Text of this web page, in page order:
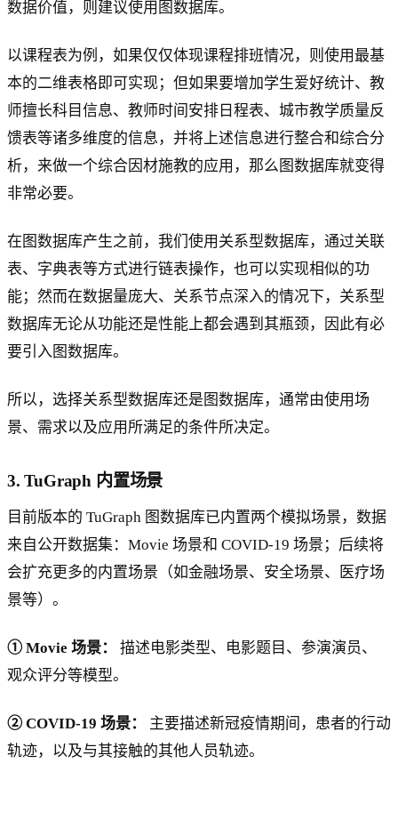
数据价值，则建议使用图数据库。
以课程表为例，如果仅仅体现课程排班情况，则使用最基
本的二维表格即可实现；但如果要增加学生爱好统计、教
师擅长科目信息、教师时间安排日程表、城市教学质量反
馈表等诸多维度的信息，并将上述信息进行整合和综合分
析，来做一个综合因材施教的应用，那么图数据库就变得
非常必要。
在图数据库产生之前，我们使用关系型数据库，通过关联
表、字典表等方式进行链表操作，也可以实现相似的功
能；然而在数据量庞大、关系节点深入的情况下，关系型
数据库无论从功能还是性能上都会遇到其瓶颈，因此有必
要引入图数据库。
所以，选择关系型数据库还是图数据库，通常由使用场
景、需求以及应用所满足的条件所决定。
3. TuGraph 内置场景
目前版本的 TuGraph 图数据库已内置两个模拟场景，数据
来自公开数据集：Movie 场景和 COVID-19 场景；后续将
会扩充更多的内置场景（如金融场景、安全场景、医疗场
景等）。
① Movie 场景：
描述电影类型、电影题目、参演演员、
观众评分等模型。
② COVID-19 场景：
主要描述新冠疫情期间，患者的行动
轨迹，以及与其接触的其他人员轨迹。